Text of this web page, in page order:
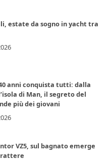
estate da sogno in yacht tra
anni conquista tutti: dalla
di Man, il segreto del
più dei giovani
VZ5, sul bagnato emerge